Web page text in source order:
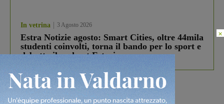
In vetrina 3 Agosto 2026
Estra Notizie agosto: Smart Cities, oltre 44mila
studenti coinvolti, torna il bando per lo sport e
debutta il podcast Estrair
×